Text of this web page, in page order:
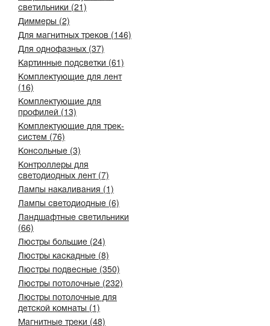
светильники (21)
Диммеры (2)
Для магнитных треков (146)
Для однофазных (37)
Картинные подсветки (61)
Комплектующие для лент
(16)
Комплектующие для
профилей (13)
Комплектующие для трек-
систем (76)
Консольные (3)
Контроллеры для
светодиодных лент (7)
Лампы накаливания (1)
Лампы светодиодные (6)
Ландшафтные светильники
(66)
Люстры большие (24)
Люстры каскадные (8)
Люстры подвесные (350)
Люстры потолочные (232)
Люстры потолочные для
детской комнаты (1)
Магнитные треки (48)